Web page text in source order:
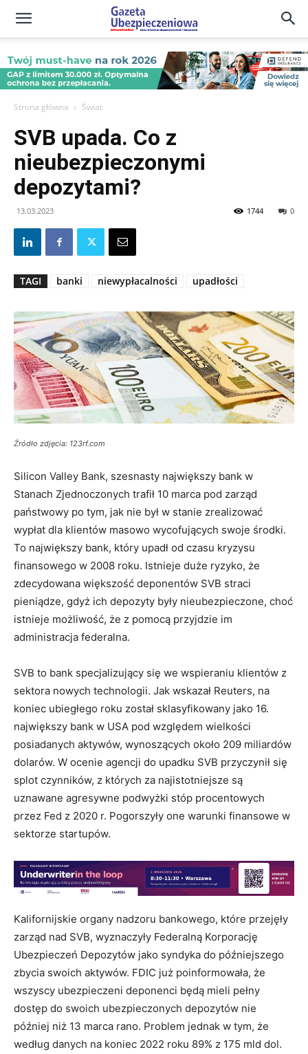
Gazeta
Ubezpieczeniowa
Portal
Strona główna Świat
SVB upada. Co z
nieubezpieczonymi
depozytami?
13.03.2023 0
1744
TAGI banki niewypłacalności upadłości
Źródło zdjęcia: 123rf.com
Silicon Valley Bank, szesnasty największy bank w
Stanach Zjednoczonych trafił 10 marca pod zarząd
państwowy po tym, jak nie był w stanie zrealizować
wypłat dla klientów masowo wycofujących swoje środki.
To największy bank, który upadł od czasu kryzysu
finansowego w 2008 roku. Istnieje duże ryzyko, że
zdecydowana większość deponentów SVB straci
pieniądze, gdyż ich depozyty były nieubezpieczone, choć
istnieje możliwość, że z pomocą przyjdzie im
administracja federalna.
SVB to bank specjalizujący się we wspieraniu klientów z
sektora nowych technologii. Jak wskazał Reuters, na
koniec ubiegłego roku został sklasyfikowany jako 16.
największy bank w USA pod względem wielkości
posiadanych aktywów, wynoszących około 209 miliardów
dolarów. W ocenie agencji do upadku SVB przyczynił się
splot czynników, z których za najistotniejsze są
uznawane agresywne podwyżki stóp procentowych
przez Fed z 2020 r. Pogorszyły one warunki finansowe w
sektorze startupów.
Kalifornijskie organy nadzoru bankowego, które przejęły
zarząd nad SVB, wyznaczyły Federalną Korporację
Ubezpieczeń Depozytów jako syndyka do późniejszego
zbycia swoich aktywów. FDIC już poinformowała, że
wszyscy ubezpieczeni deponenci będą mieli pełny
dostęp do swoich ubezpieczonych depozytów nie
później niż 13 marca rano. Problem jednak w tym, że
według danych na koniec 2022 roku 89% z 175 mld dol.